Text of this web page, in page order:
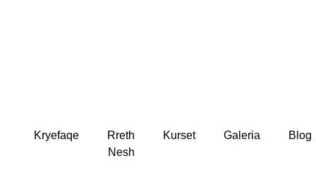
Kryefaqe
Rreth
Nesh
Kurset Galeria Blog